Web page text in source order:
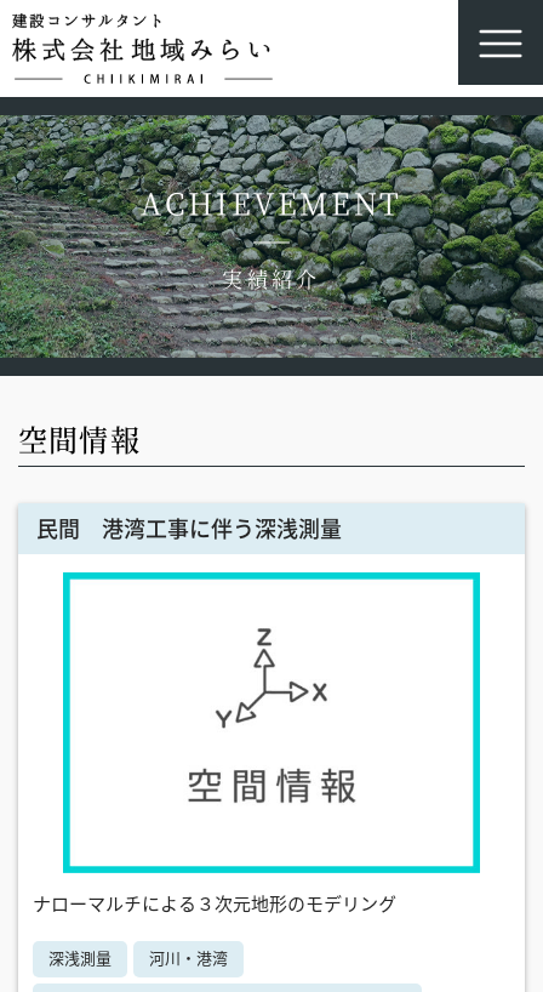
ACHIEVEMENT
実績紹介
空間情報
民間 港湾工事に伴う深浅測量
ナローマルチによる３次元地形のモデリング
深浅測量 河川・港湾